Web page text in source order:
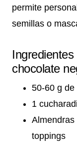
permite
semillas o
chocolate
50-60 g
1
toppings